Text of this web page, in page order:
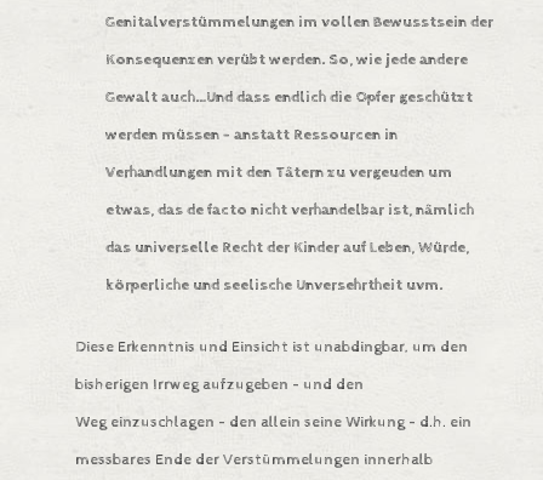
Genitalverstümmelungen im vollen Bewusstsein der
Konsequenzen verübt werden. So, wie jede andere
Gewalt auch…Und dass endlich die Opfer geschützt
werden müssen – anstatt Ressourcen in
Verhandlungen mit den Tätern zu vergeuden um
etwas, das de facto nicht verhandelbar ist, nämlich
das universelle Recht der Kinder auf Leben, Würde,
körperliche und seelische Unversehrtheit uvm.
Diese Erkenntnis und Einsicht ist unabdingbar, um den
bisherigen Irrweg aufzugeben – und den
Weg einzuschlagen – den allein seine Wirkung – d.h. ein
messbares Ende der Verstümmelungen innerhalb